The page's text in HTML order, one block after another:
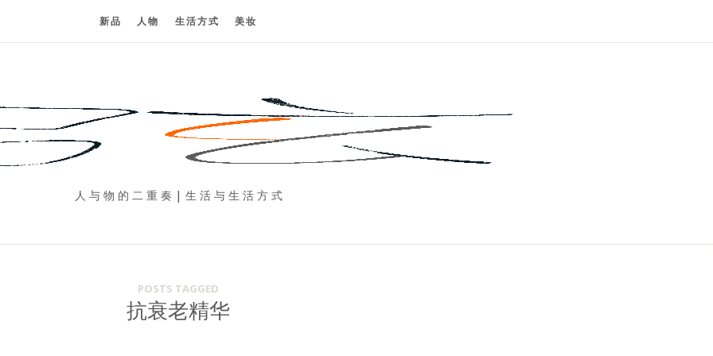
新品 人物 生活方式 美妆
人 与 物 的 二 重 奏 | 生 活 与 生 活 方 式
POSTS TAGGED
抗衰老精华